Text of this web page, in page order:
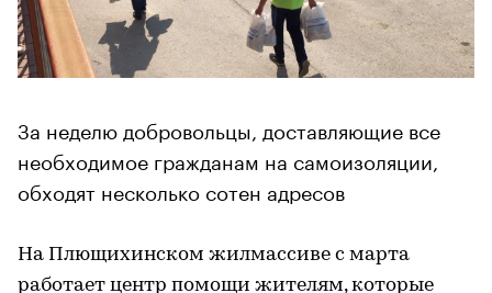
За неделю добровольцы, доставляющие все
необходимое гражданам на самоизоляции,
обходят несколько сотен адресов
На Плющихинском жилмассиве с марта
работает центр помощи жителям, которые